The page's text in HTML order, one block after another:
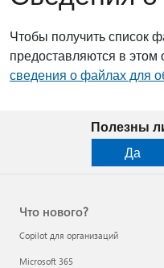
Чтобы получить список
предоставляются в этом
сведения о файлах для
Полезны
Да
Что нового?
Copilot для организаций
Microsoft 365